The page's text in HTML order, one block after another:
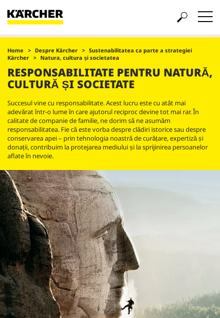
Home Despre Kärcher
Sustenabilitatea ca parte a strategiei
Kärcher
Natura, cultura și societatea
RESPONSABILITATE PENTRU NATURĂ,
CULTURĂ ȘI SOCIETATE
Succesul vine cu responsabilitate. Acest lucru este cu atât mai
adevărat într-o lume în care ajutorul reciproc devine tot mai rar. În
calitate de companie de familie, ne dorim să ne asumăm
responsabilitatea. Fie că este vorba despre clădiri istorice sau despre
conservarea apei – prin tehnologia noastră de curățare, expertiză și
donații, contribuim la protejarea mediului și la sprijinirea persoanelor
aflate în nevoie.